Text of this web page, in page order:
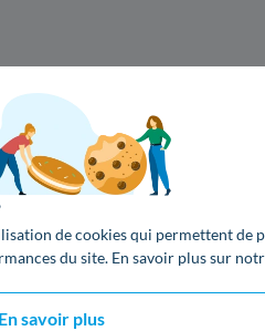
de cookies qui permettent de
du site. En savoir plus sur
En savoir plus